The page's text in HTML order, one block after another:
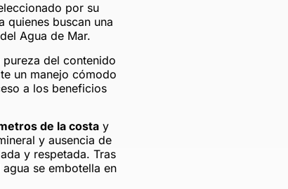
por su
quienes buscan una
Agua de Mar.
del contenido
un manejo cómodo
a los beneficios
de la costa y
y ausencia de
y respetada. Tras
agua se embotella en